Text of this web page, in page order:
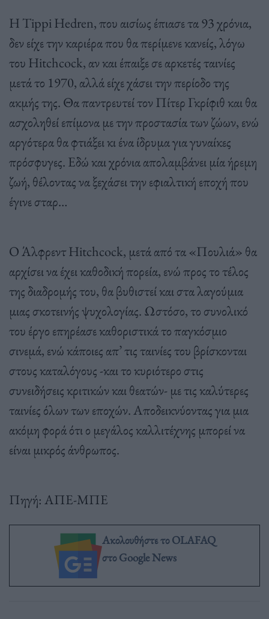
Η Tippi Hedren, που αισίως έπιασε τα 93 χρόνια,
δεν είχε την καριέρα που θα περίμενε κανείς, λόγω
του Hitchcock, αν και έπαιξε σε αρκετές ταινίες
μετά το 1970, αλλά είχε χάσει την περίοδο της
ακμής της. Θα παντρευτεί τον Πίτερ Γκρίφιθ και θα
ασχοληθεί επίμονα με την προστασία των ζώων, ενώ
αργότερα θα φτιάξει κι ένα ίδρυμα για γυναίκες
πρόσφυγες. Εδώ και χρόνια απολαμβάνει μία ήρεμη
ζωή, θέλοντας να ξεχάσει την εφιαλτική εποχή που
έγινε σταρ…
Ο Άλφρεντ Hitchcock, μετά από τα «Πουλιά» θα
αρχίσει να έχει καθοδική πορεία, ενώ προς το τέλος
της διαδρομής του, θα βυθιστεί και στα λαγούμια
μιας σκοτεινής ψυχολογίας. Ωστόσο, το συνολικό
του έργο επηρέασε καθοριστικά το παγκόσμιο
σινεμά, ενώ κάποιες απ’ τις ταινίες του βρίσκονται
στους καταλόγους -και το κυριότερο στις
συνειδήσεις κριτικών και θεατών- με τις καλύτερες
ταινίες όλων των εποχών. Αποδεικνύοντας για μια
ακόμη φορά ότι ο μεγάλος καλλιτέχνης μπορεί να
είναι μικρός άνθρωπος.
Πηγή: ΑΠΕ-ΜΠΕ
Ακολουθήστε το OLAFAQ
στο Google News